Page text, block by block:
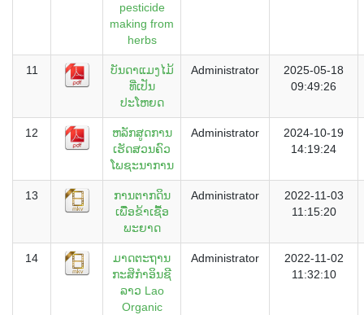
pesticide
making from
herbs
11
ບັນດາແມງໄມ້
ທີ່ເປັນ
ປະໂຫຍດ
Administrator
2025-05-18
09:49:26
12
ຫລັກສູດການ
ເຮັດສວນຄົວ
ໂພຊະນາການ
Administrator
2024-10-19
14:19:24
13
ການຕາກດິນ
ເພຶື່ອຂ້າເຊື້ອ
ພະຍາດ
Administrator
2022-11-03
11:15:20
14
ມາດຕະຖານ
ກະສິກຳອິນຊີ
ລາວ Lao
Organic
Administrator
2022-11-02
11:32:10